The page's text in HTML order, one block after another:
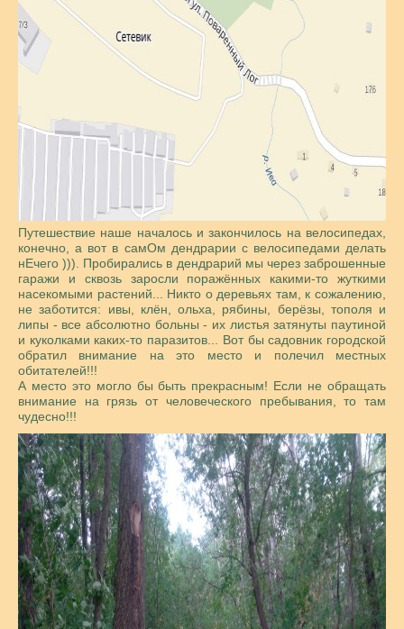
Путешествие наше началось и закончилось на велосипедах,
конечно, а вот в самОм дендрарии с велосипедами делать
нЕчего ))). Пробирались в дендрарий мы через заброшенные
гаражи и сквозь заросли поражённых какими-то жуткими
насекомыми растений... Никто о деревьях там, к сожалению,
не заботится: ивы, клён, ольха, рябины, берёзы, тополя и
липы - все абсолютно больны - их листья затянуты паутиной
и куколками каких-то паразитов... Вот бы садовник городской
обратил внимание на это место и полечил местных
обитателей!!!
А место это могло бы быть прекрасным! Если не обращать
внимание на грязь от человеческого пребывания, то там
чудесно!!!